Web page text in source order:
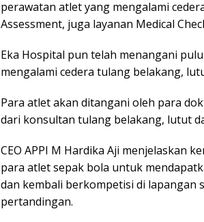
perawatan atlet yang mengalami
Assessment, juga layanan Medical
Eka Hospital pun telah menangani
mengalami cedera tulang belakang,
Para atlet akan ditangani oleh para
dari konsultan tulang belakang, lutut
CEO APPI M Hardika Aji menjelaskan
para atlet sepak bola untuk
dan kembali berkompetisi di lapangan
pertandingan.